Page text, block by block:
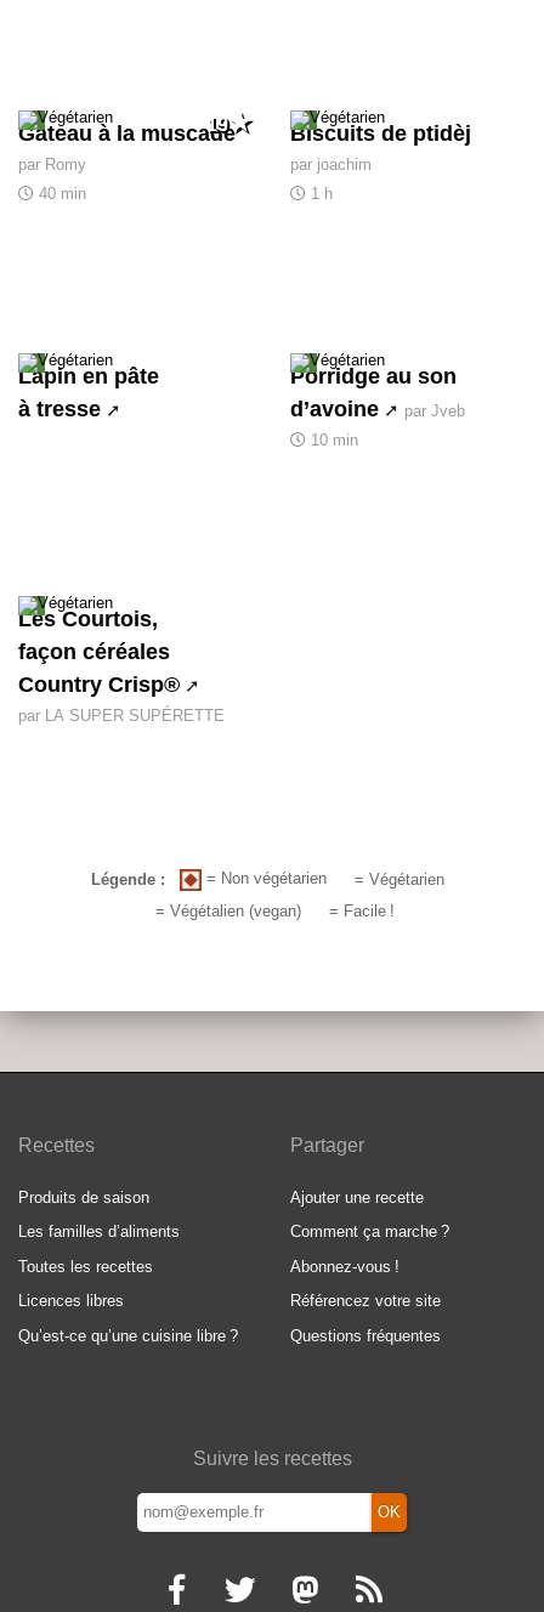
Gâteau à la muscade
par Romy
40 min
19 Biscuits de ptidèj
par joachim
1 h
Lapin en pâte
à tresse
Porridge au son
d’avoine
par Jveb
10 min
Les Courtois,
façon céréales
Country Crisp®
par LA SUPER SUPÉRETTE
Légende : = Non végétarien
= Végétarien
= Végétalien (vegan)
= Facile !
Recettes
Produits de saison
Les familles d’aliments
Toutes les recettes
Licences libres
Qu’est-ce qu’une cuisine libre ?
Partager
Ajouter une recette
Comment ça marche ?
Abonnez-vous !
Référencez votre site
Questions fréquentes
Suivre les recettes
OK